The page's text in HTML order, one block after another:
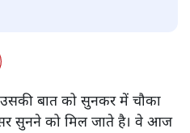
उसकी बात को सुनकर में चौका
सुनने को मिल जाते है। वे आज